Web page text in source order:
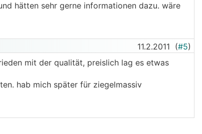
hätten sehr gerne informationen dazu. wäre
11.2.2011 (#5)
mit der qualität, preislich lag es etwas
hab mich später für ziegelmassiv